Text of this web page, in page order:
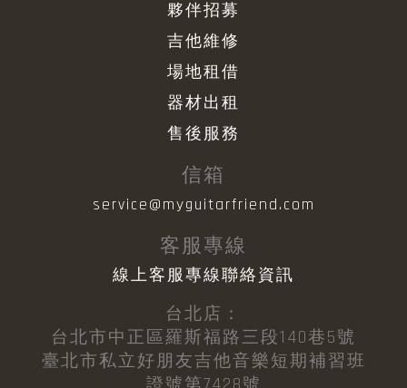
夥伴招募
吉他維修
場地租借
器材出租
售後服務
信箱
service@myguitarfriend.com
客服專線
線上客服專線聯絡資訊
台北店：
台北市中正區羅斯福路三段140巷5號
臺北市私立好朋友吉他音樂短期補習班